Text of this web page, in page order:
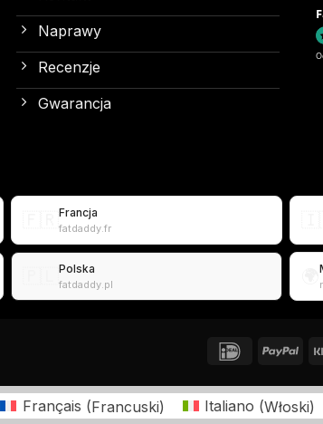
Naprawy
Recenzje
Gwarancja
Francja
fatdaddy.fr
Polska
fatdaddy.pl
Français (Francuski) Italiano (Włoski)